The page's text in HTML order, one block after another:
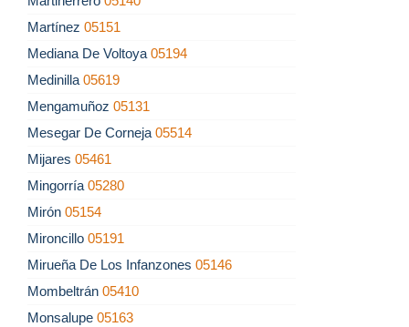
Martínez 05151
Mediana De Voltoya 05194
Medinilla 05619
Mengamuñoz 05131
Mesegar De Corneja 05514
Mijares 05461
Mingorría 05280
Mirón 05154
Mironcillo 05191
Mirueña De Los Infanzones 05146
Mombeltrán 05410
Monsalupe 05163